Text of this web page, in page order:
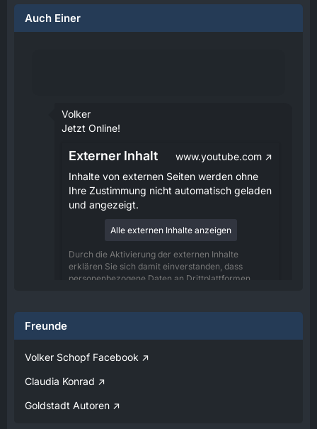
Auch Einer
Volker
Jetzt Online!
Externer Inhalt
www.youtube.com
Inhalte von externen Seiten werden ohne
Ihre Zustimmung nicht automatisch geladen
und angezeigt.
Alle externen Inhalte anzeigen
Durch die Aktivierung der externen Inhalte
erklären Sie sich damit einverstanden, dass
personenbezogene Daten an Drittplattformen
Verfügung gestellt.
08:25
Jetzt Online!
Externer Inhalt
Freunde
Volker Schopf Facebook
Claudia Konrad
Goldstadt Autoren